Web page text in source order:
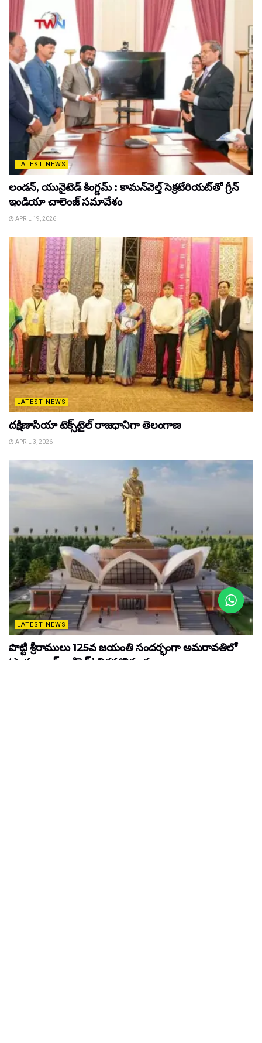
LATEST NEWS
లండన్, యునైటెడ్ కింగ్డమ్ : కామన్‌వెల్త్ సెక్రటేరియట్‌తో గ్రీన్
ఇండియా చాలెంజ్ సమావేశం
APRIL 19, 2026
LATEST NEWS
దక్షిణాసియా టెక్స్‌టైల్ రాజధానిగా తెలంగాణ
APRIL 3, 2026
LATEST NEWS
పొట్టి శ్రీరాములు 125వ జయంతి సందర్భంగా అమరావతిలో
‘స్టాచ్యూ ఆఫ్ శాక్రిఫైస్’ విగ్రహావిష్కరణ